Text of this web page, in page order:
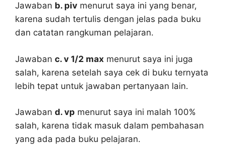
Jawaban b. piv menurut saya ini yang benar,
karena sudah tertulis dengan jelas pada buku
dan catatan rangkuman pelajaran.
Jawaban c. v 1/2 max menurut saya ini juga
salah, karena setelah saya cek di buku ternyata
lebih tepat untuk jawaban pertanyaan lain.
Jawaban d. vp menurut saya ini malah 100%
salah, karena tidak masuk dalam pembahasan
yang ada pada buku pelajaran.